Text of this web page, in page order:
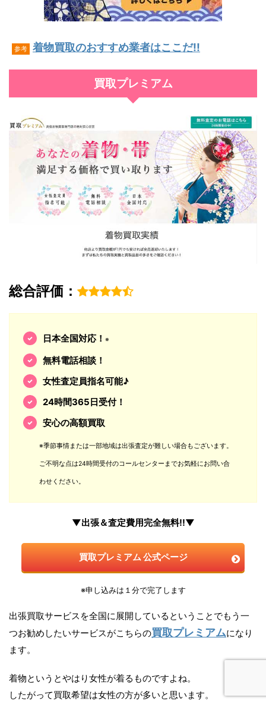
参考 着物買取のおすすめ業者はここだ!!
買取プレミアム
総合評価：
日本全国対応！ ※
無料電話相談！
女性査定員指名可能♪
24時間365日受付！
安心の高額買取
※季節事情または一部地域は出張査定が難しい場合もございます。
ご不明な点は24時間受付のコールセンターまでお気軽にお問い合
わせください。
▼出張＆査定費用完全無料!!▼
買取プレミアム 公式ページ
※申し込みは１分で完了します
出張買取サービスを全国に展開しているということでもう一
つお勧めしたいサービスがこちらの買取プレミアムになり
ます。
着物というとやはり女性が着るものですよね。
したがって買取希望は女性の方が多いと思います。